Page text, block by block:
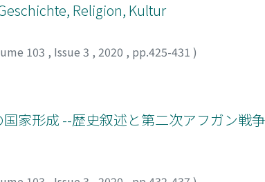
the Ministry of War, published in 2018. Both
manuscript copy of a tally authorization
official seal and a stamp, in addition to the
is rectangular with a trapezoidal shape above
the characters "Ministry of War Tally
seal and stamp, one can ascertain how the
of its use. For these reasons, the discovery of
make possible analysis of actual Ming-
tally documents.
Religion, Kultur
103 , Issue 3 , 2020 , pp.425-431 )
家形成 --歴史叙述と第二次アフガン戦